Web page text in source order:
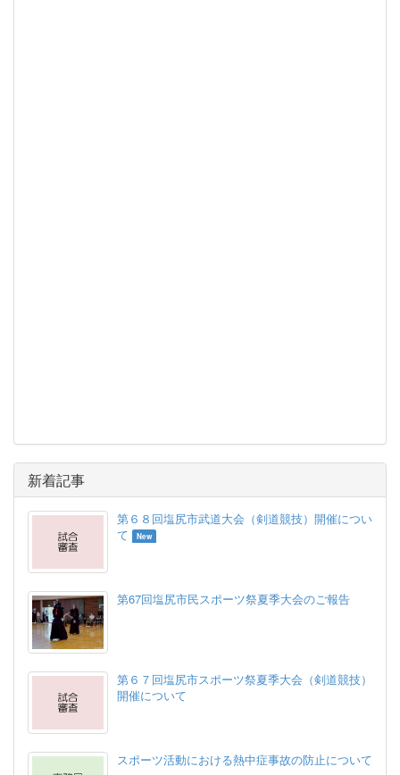
新着記事
第６８回塩尻市武道大会（剣道競技）開催につい
て
New
第67回塩尻市民スポーツ祭夏季大会のご報告
第６７回塩尻市スポーツ祭夏季大会（剣道競技）
開催について
スポーツ活動における熱中症事故の防止について